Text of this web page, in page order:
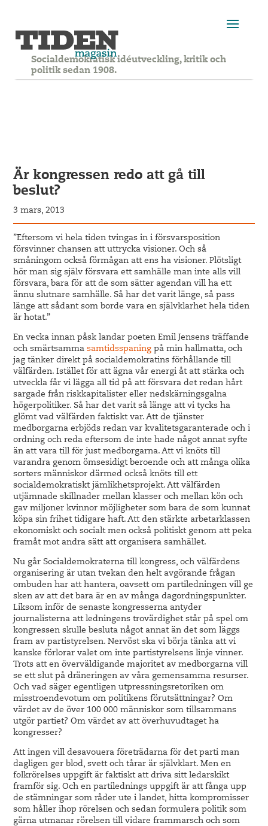
Socialdemokratisk idéutveckling, kritik och
politik sedan 1908.
Är kongressen redo att gå till
beslut?
3 mars, 2013
”Eftersom vi hela tiden tvingas in i försvarsposition
försvinner chansen att uttrycka visioner. Och så
småningom också förmågan att ens ha visioner. Plötsligt
hör man sig själv försvara ett samhälle man inte alls vill
försvara, bara för att de som sätter agendan vill ha ett
ännu slutnare samhälle. Så har det varit länge, så pass
länge att sådant som borde vara en självklarhet hela tiden
är hotat.”
En vecka innan påsk landar poeten Emil Jensens träffande
och smärtsammasamtidsspaning på min hallmatta, och
jag tänker direkt på socialdemokratins förhållande till
välfärden. Istället för att ägna vår energi åt att stärka och
utveckla får vi lägga all tid på att försvara det redan hårt
sargade från riskkapitalister eller nedskärningsgalna
högerpolitiker. Så har det varit så länge att vi tycks ha
glömt vad välfärden faktiskt var. Att de tjänster
medborgarna erbjöds redan var kvalitetsgaranterade och i
ordning och reda eftersom de inte hade något annat syfte
än att vara till för just medborgarna. Att vi knöts till
varandra genom ömsesidigt beroende och att många olika
sorters människor därmed också knöts till ett
socialdemokratiskt jämlikhetsprojekt. Att välfärden
utjämnade skillnader mellan klasser och mellan kön och
gav miljoner kvinnor möjligheter som bara de som kunnat
köpa sin frihet tidigare haft. Att den stärkte arbetarklassen
ekonomiskt och socialt men också politiskt genom att peka
framåt mot andra sätt att organisera samhället.
Nu går Socialdemokraterna till kongress, och välfärdens
organisering är utan tvekan den helt avgörande frågan
ombuden har att hantera, oavsett om partiledningen vill ge
sken av att det bara är en av många dagordningspunkter.
Liksom inför de senaste kongresserna antyder
journalisterna att ledningens trovärdighet står på spel om
kongressen skulle besluta något annat än det som läggs
fram av partistyrelsen. Nervöst ska vi börja tänka att vi
kanske förlorar valet om inte partistyrelsens linje vinner.
Trots att en överväldigande majoritet av medborgarna vill
se ett slut på dräneringen av våra gemensamma resurser.
Och vad säger egentligen utpressningsretoriken om
misstroendevotum om politikens förutsättningar? Om
värdet av de över 100 000 människor som tillsammans
utgör partiet? Om värdet av att överhuvudtaget ha
kongresser?
Att ingen vill desavouera företrädarna för det parti man
dagligen ger blod, svett och tårar är självklart. Men en
folkrörelses uppgift är faktiskt att driva sitt ledarskikt
framför sig. Och en partilednings uppgift är att fånga upp
de stämningar som råder ute i landet, hitta kompromisser
som håller ihop rörelsen och sedan formulera politik som
gärna utmanar rörelsen till vidare frammarsch och som